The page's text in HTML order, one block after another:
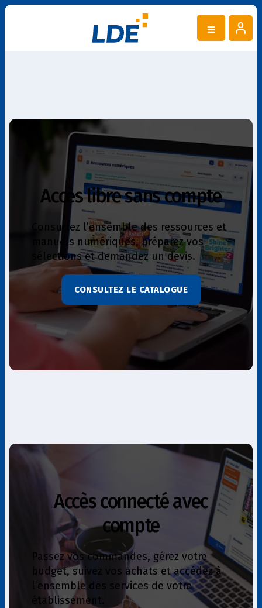
Accès libre sans compte
Consultez l’ensemble des ressources et
manuels numériques, préparez vos
sélections et demandez un devis.
CONSULTEZ LE CATALOGUE
Accès connecté avec
compte
Passez vos commandes, gérez votre
budget, suivez vos achats et accédez à
l’ensemble des services de votre
établissement.